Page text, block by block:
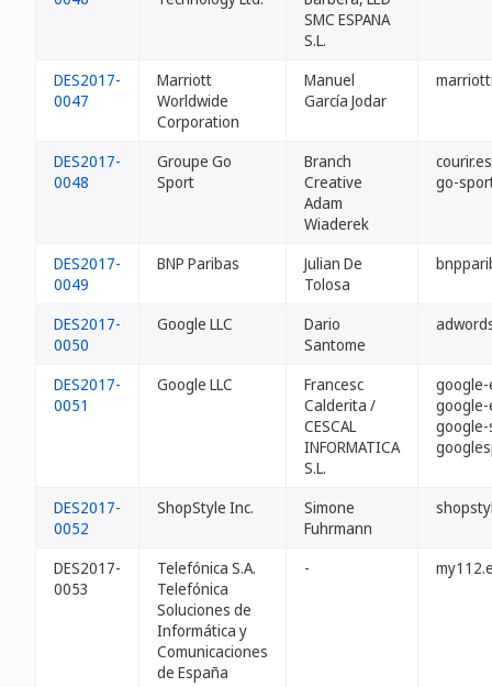
SMC ESPANA
S.L.
DES2017-
0047
Marriott
Worldwide
Corporation
Manuel
García Jodar
DES2017-
0048
Groupe Go
Sport
Branch
Creative
Adam
Wiaderek
courir.es
go-
DES2017-
0049
BNP Paribas
Julian De
Tolosa
DES2017-
0050
Google LLC
Dario
Santome
DES2017-
0051
Google LLC
Francesc
Calderita /
CESCAL
INFORMATICA
S.L.
google-
DES2017-
0052
ShopStyle Inc.
Simone
Fuhrmann
DES2017-
0053
Telefónica S.A.
Telefónica
Soluciones de
Informática y
Comunicaciones
de España
-